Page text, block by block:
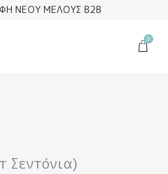
ΝΕΟΥ ΜΕΛΟΥΣ B2B
0
Cart
Σεντόνια)